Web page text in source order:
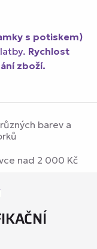
s potiskem)
Rychlost
zboží.
barev a
nad 2 000 Kč